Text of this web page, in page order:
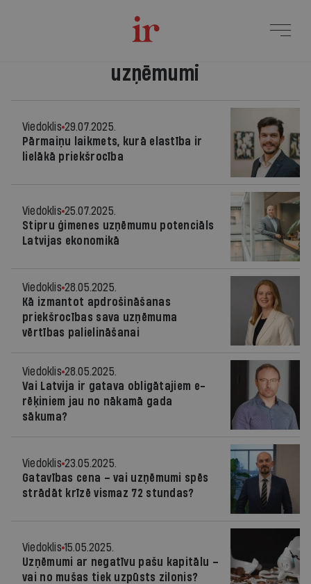
uzņēmumi
Viedoklis 29.07.2025.
Pārmaiņu laikmets, kurā elastība ir
lielākā priekšrocība
Viedoklis 25.07.2025.
Stipru ģimenes uzņēmumu potenciāls
Latvijas ekonomikā
Viedoklis 28.05.2025.
Kā izmantot apdrošināšanas
priekšrocības sava uzņēmuma
vērtības palielināšanai
Viedoklis 28.05.2025.
Vai Latvija ir gatava obligātajiem e-
rēķiniem jau no nākamā gada
sākuma?
Viedoklis 23.05.2025.
Gatavības cena – vai uzņēmumi spēs
strādāt krīzē vismaz 72 stundas?
Viedoklis 15.05.2025.
Uzņēmumi ar negatīvu pašu kapitālu –
vai no mušas tiek uzpūsts zilonis?